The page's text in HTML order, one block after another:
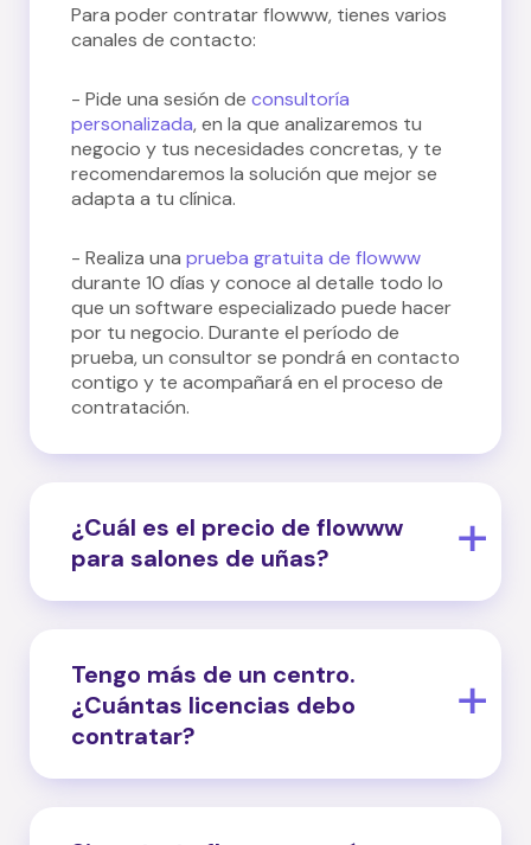
Para poder contratar flowww, tienes varios
canales de contacto:
- Pide una sesión de consultoría
personalizada, en la que analizaremos tu
negocio y tus necesidades concretas, y te
recomendaremos la solución que mejor se
adapta a tu clínica.
- Realiza una prueba gratuita de flowww
durante 10 días y conoce al detalle todo lo
que un software especializado puede hacer
por tu negocio. Durante el período de
prueba, un consultor se pondrá en contacto
contigo y te acompañará en el proceso de
contratación.
¿Cuál es el precio de flowww
para salones de uñas?
de negocio:
- Una gestión completa de tu centro con
Boss por 59 €/mes
Tengo más de un centro.
¿Cuántas licencias debo
contratar?